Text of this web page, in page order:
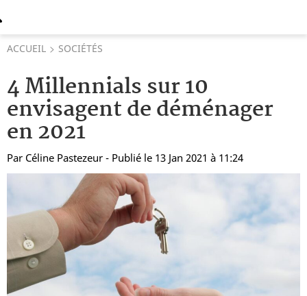
ACCUEIL SOCIÉTÉS
4 Millennials sur 10
envisagent de déménager
en 2021
Par Céline Pastezeur - Publié le 13 Jan 2021 à 11:24